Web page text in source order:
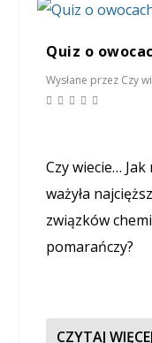
Quiz o
Wysłane przez Czy
Czy wiecie…
ważyła
związków
pomarańczy?
CZYTAJ WIĘCEJ